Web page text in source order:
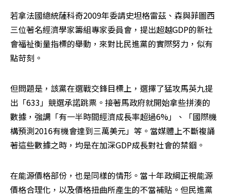
若拿法國總統薩科奇2009年委請史坦格雷茲、森與菲圖西
三位著名經濟學家籌組專家委員會，提出超越GDP的新社
會福祉衡量指標的舉動，來對比民進黨的實際努力，似有
點苛刻。
但問題是，該黨在選戰交鋒目標上，選擇了猛攻馬英九提
出「633」競選承諾跳票。接著馬政府就開始拿些拼湊的
數據，強調「有一半時間經濟成長率超過6%」、「國際機
構預測2016有機會達到三萬美元」等。當媒體上不斷複誦
著這些數據之時，均是在加深GDP成長對社會的禁錮。
在能源價格部份，也是同樣的情形。當十年政綱正視能源
價格合理化，以及價格扭曲所產生的不當補貼。但民進黨